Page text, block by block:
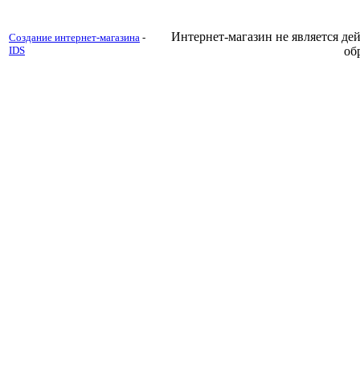
Создание интернет-магазина -
IDS
Интернет-магазин не является